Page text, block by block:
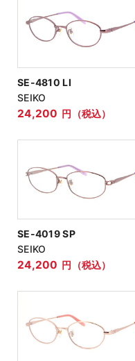
在庫状態
SE-4810 LI
SEIKO
24,200 円（税込）
SE-4019 SP
SEIKO
24,200 円（税込）